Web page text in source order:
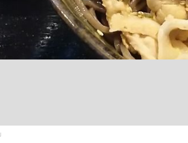
... 「最悪の空気のまま解散」